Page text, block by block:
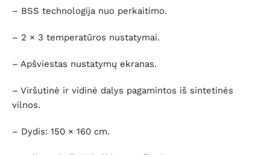
– BSS technologija nuo perkaitimo.
– 2 × 3 temperatūros nustatymai.
– Apšviestas nustatymų ekranas.
– Viršutinė ir vidinė dalys pagamintos iš sintetinės
vilnos.
– Dydis: 150 × 160 cm.